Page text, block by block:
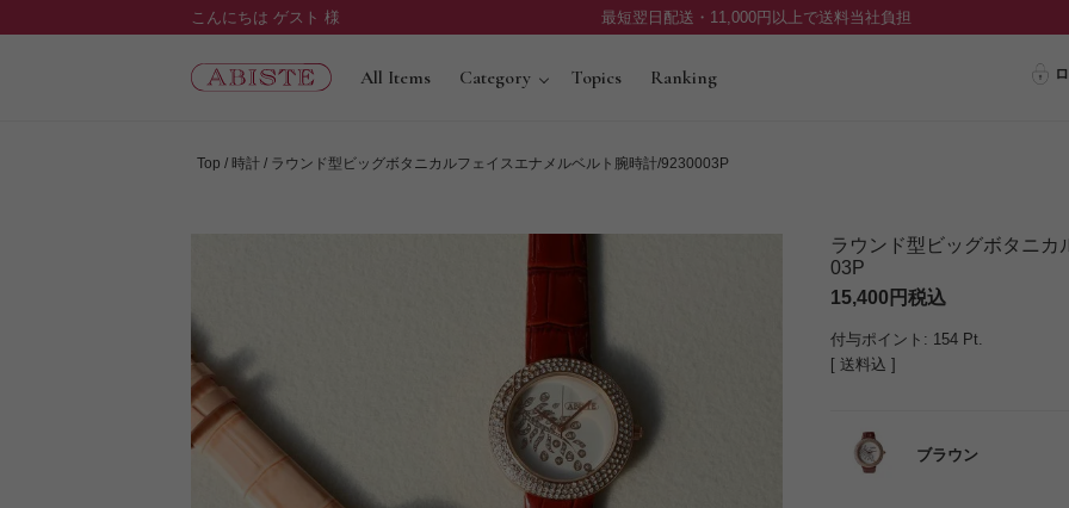
こんにちは ゲスト 様 最短翌日配送・11,000円以上で送料当社負担
All Items Category Topics Ranking
Top 時計 ラウンド型ビッグボタニカルフェイスエナメルベルト腕時計/9230003P
ラウンド型ビッグボタニ
03P
15,400
税込
付与ポイント: 154 Pt.
送料込
ブラウン